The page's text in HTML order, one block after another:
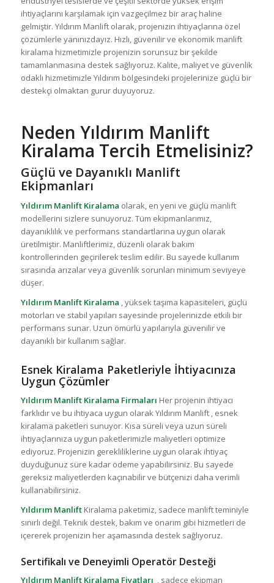
ihtiyaçlarını karşılamak için vazgeçilmez bir araç haline
gelmiştir. Yıldırım Manlift olarak, projenizin ihtiyaçlarına özel
çözümlerle yanınızdayız. Hızlı, güvenilir ve ekonomik manlift
kiralama hizmetimizle projenizin sorunsuz bir şekilde
tamamlanmasına destek sağlıyoruz. Kalite, maliyet ve güvenlik
odaklı hizmetimizle Yıldırım bölgesindeki projelerinize güçlü bir
destekçi olmaktan gurur duyuyoruz.
Neden Yıldırım Manlift
Kiralama Tercih Etmelisiniz?
Güçlü ve Dayanıklı Manlift
Ekipmanları
Yıldırım Manlift Kiralama olarak, en yeni ve güçlü manlift
modellerini sizlere sunuyoruz. Tüm ekipmanlarımız,
dayanıklılık ve performans standartlarına uygun olarak
üretilmiştir. Manliftlerimiz, düzenli olarak bakım
kontrollerinden geçirilerek teslim edilir. Bu sayede kullanım
sırasında arızalar veya güvenlik sorunları minimum seviyeye
düşer.
Yıldırım Manlift Kiralama , yüksek taşıma kapasiteleri, güçlü
motorları ve stabil yapıları sayesinde projelerinizde etkili bir
performans sunar. Uzun ömürlü yapılarıyla güvenilir ve
dayanıklı bir kullanım sağlar.
Esnek Kiralama Paketleriyle İhtiyacınıza
Uygun Çözümler
Yıldırım Manlift Kiralama Firmaları Her projenin ihtiyacı
farklıdır ve bu ihtiyaca uygun olarak Yıldırım Manlift , esnek
kiralama paketleri sunuyor. Kısa süreli veya uzun süreli
ihtiyaçlarınıza uygun paketlerimizle maliyetleri optimize
ediyoruz. Projenizin gerekliliklerine uygun olarak ihtiyaç
duyduğunuz süre kadar ödeme yapabilirsiniz. Bu sayede
gereksiz maliyetlerden kaçınabilir ve bütçenizi daha verimli
kullanabilirsiniz.
Yıldırım Manlift Kiralama paketimiz, sadece manlift teminiyle
sınırlı değil. Teknik destek, bakım ve onarım gibi hizmetleri de
içererek projenizin her aşamasında destek sağlıyoruz.
Sertifikalı ve Deneyimli Operatör Desteği
Yıldırım Manlift Kiralama Fiyatları , sadece ekipman